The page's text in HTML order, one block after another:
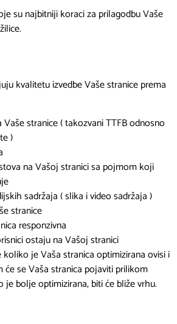
su najbitniji koraci za prilagodbu Vaše
kvalitetu izvedbe Vaše stranice prema
Vaše stranice ( takozvani TTFB odnosno
)
na Vašoj stranici sa pojmom koji
sadržaja ( slika i video sadržaja )
stranice
responzivna
ostaju na Vašoj stranici
je Vaša stranica optimizirana ovisi i
se Vaša stranica pojaviti prilikom
je bolje optimizirana, biti će bliže vrhu.